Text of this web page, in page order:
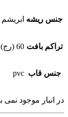
جنس ریشه ابریشم
تراکم بافت 60 (رج)
جنس قاب pvc
در انبار موجود نمی